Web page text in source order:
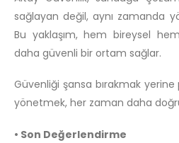
sağlayan değil, aynı zamanda
Bu yaklaşım, hem bireysel
daha güvenli bir ortam sağlar.
Güvenliği şansa bırakmak
yönetmek, her zaman daha
• Son Değerlendirme